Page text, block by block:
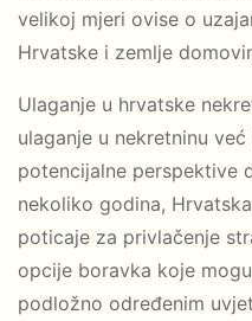
velikoj mjeri ovise o
Hrvatske i zemlje
Ulaganje u hrvatske
ulaganje u nekretninu
potencijalne perspektive
nekoliko godina,
poticaje za privlačenje
opcije boravka koje
podložno određenim